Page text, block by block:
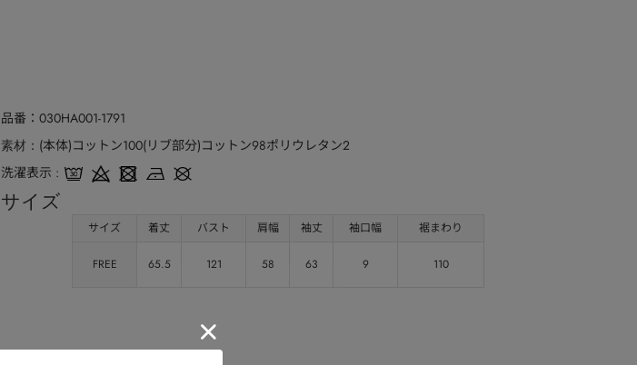
品番 030HA001-1791
素材
(本体)コットン100(リブ部分)コットン98ポリウレタン2
洗濯表示
サイズ
サイズ 着丈 バスト 肩幅 袖丈 袖口幅 裾まわり
FREE 65.5 121 58 63 9 110